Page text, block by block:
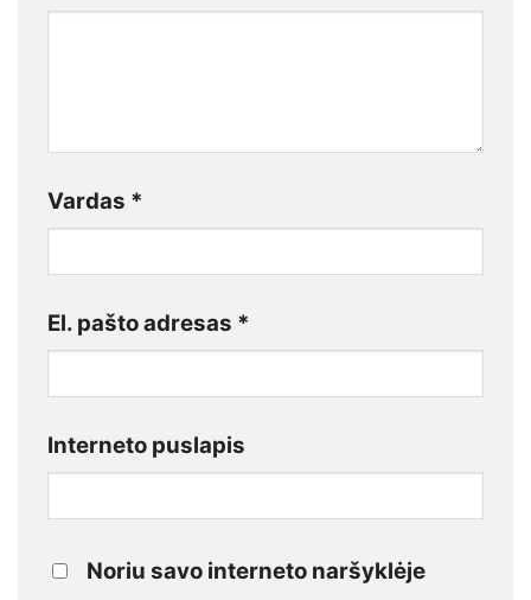
Vardas *
El. pašto adresas *
Interneto puslapis
Noriu savo interneto naršyklėje